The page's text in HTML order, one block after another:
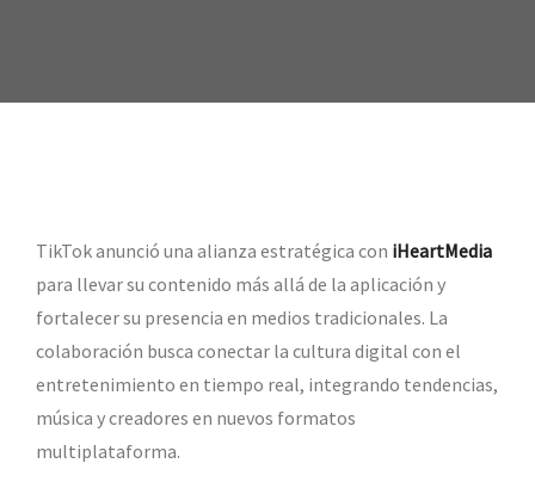
TikTok anunció una alianza estratégica con iHeartMedia
para llevar su contenido más allá de la aplicación y
fortalecer su presencia en medios tradicionales. La
colaboración busca conectar la cultura digital con el
entretenimiento en tiempo real, integrando tendencias,
música y creadores en nuevos formatos
multiplataforma.